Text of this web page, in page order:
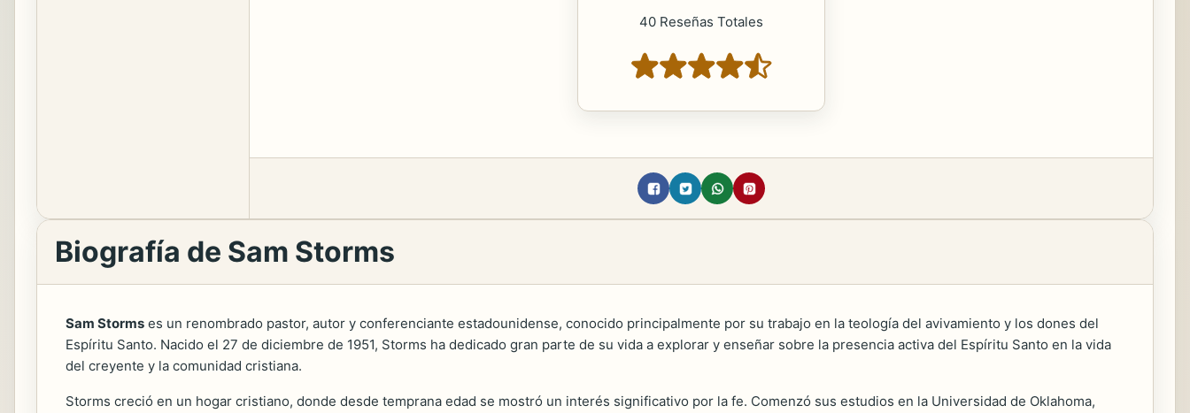
40 Reseñas Totales
Biografía de Sam Storms
Sam Storms es un renombrado pastor, autor y conferenciante estadounidense, conocido principalmente por su trabajo en la teología del avivamiento y los dones del
Espíritu Santo. Nacido el 27 de diciembre de 1951, Storms ha dedicado gran parte de su vida a explorar y enseñar sobre la presencia activa del Espíritu Santo en la vida
del creyente y la comunidad cristiana.
Storms creció en un hogar cristiano, donde desde temprana edad se mostró un interés significativo por la fe. Comenzó sus estudios en la Universidad de Oklahoma,